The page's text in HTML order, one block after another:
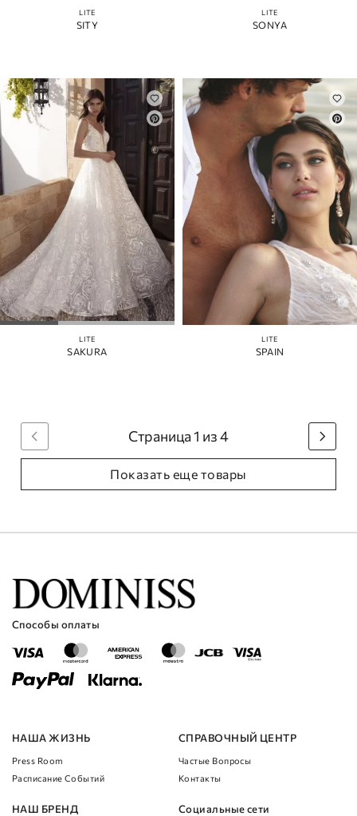
LITE
SITY
LITE
SONYA
LITE
SAKURA
LITE
SPAIN
Страница 1 из 4
Показать еще товары
НАША ЖИЗНЬ
Press Room
Расписание Cобытий
НАШ БРЕНД
СПРАВОЧНЫЙ ЦЕНТР
Частые Вопросы
Контакты
Социальные сети
Способы оплаты